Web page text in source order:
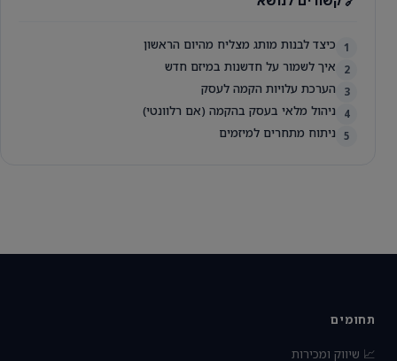
1 כיצד לבנות מותג מצליח מהיום הראשון
2 איך לשמור על חדשנות במיזם חדש
3 הערכת עלויות הקמה לעסק
4 ניהול מלאי בעסק בהקמה (אם רלוונטי)
5 ניתוח מתחרים למיזמים
תחומים
📈 שיווק ומכירות